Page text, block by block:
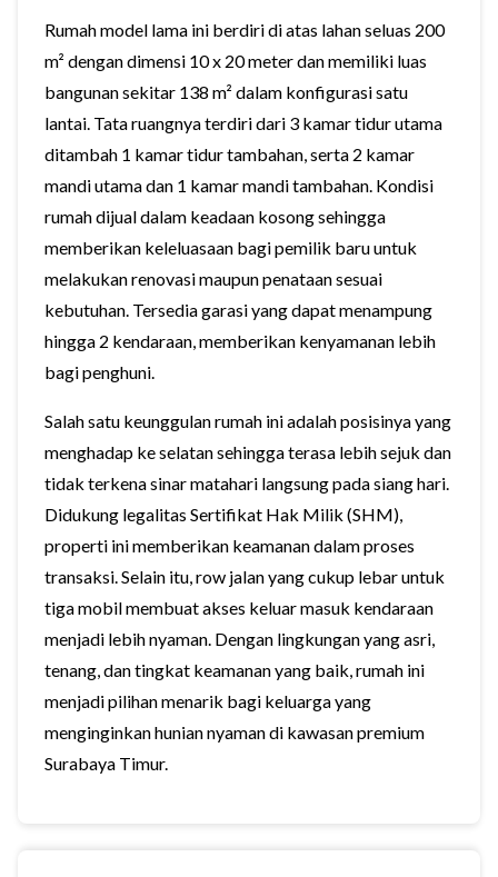
Rumah model lama ini berdiri di atas lahan seluas 200
m² dengan dimensi 10 x 20 meter dan memiliki luas
bangunan sekitar 138 m² dalam konfigurasi satu
lantai. Tata ruangnya terdiri dari 3 kamar tidur utama
ditambah 1 kamar tidur tambahan, serta 2 kamar
mandi utama dan 1 kamar mandi tambahan. Kondisi
rumah dijual dalam keadaan kosong sehingga
memberikan keleluasaan bagi pemilik baru untuk
melakukan renovasi maupun penataan sesuai
kebutuhan. Tersedia garasi yang dapat menampung
hingga 2 kendaraan, memberikan kenyamanan lebih
bagi penghuni.
Salah satu keunggulan rumah ini adalah posisinya yang
menghadap ke selatan sehingga terasa lebih sejuk dan
tidak terkena sinar matahari langsung pada siang hari.
Didukung legalitas Sertifikat Hak Milik (SHM),
properti ini memberikan keamanan dalam proses
transaksi. Selain itu, row jalan yang cukup lebar untuk
tiga mobil membuat akses keluar masuk kendaraan
menjadi lebih nyaman. Dengan lingkungan yang asri,
tenang, dan tingkat keamanan yang baik, rumah ini
menjadi pilihan menarik bagi keluarga yang
menginginkan hunian nyaman di kawasan premium
Surabaya Timur.